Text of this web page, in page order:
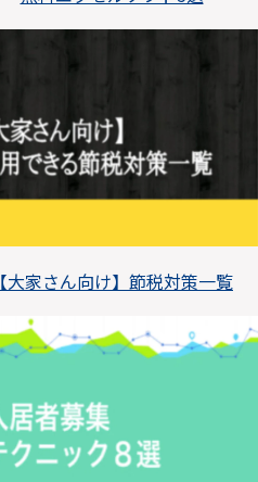
【大家さん向け】節税対策一覧